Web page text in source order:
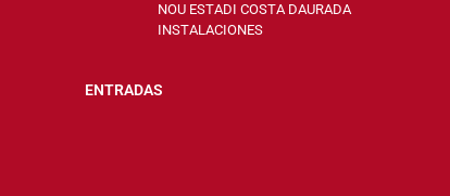
NOU ESTADI COSTA DAURADA
INSTALACIONES
ENTRADAS